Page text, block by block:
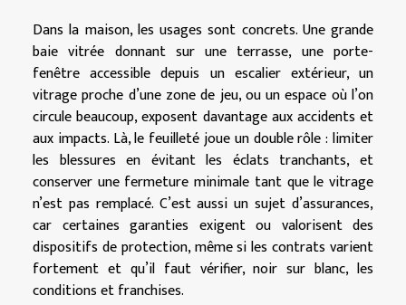
Dans la maison, les usages sont concrets. Une grande
baie vitrée donnant sur une terrasse, une porte-
fenêtre accessible depuis un escalier extérieur, un
vitrage proche d’une zone de jeu, ou un espace où l’on
circule beaucoup, exposent davantage aux accidents et
aux impacts. Là, le feuilleté joue un double rôle : limiter
les blessures en évitant les éclats tranchants, et
conserver une fermeture minimale tant que le vitrage
n’est pas remplacé. C’est aussi un sujet d’assurances,
car certaines garanties exigent ou valorisent des
dispositifs de protection, même si les contrats varient
fortement et qu’il faut vérifier, noir sur blanc, les
conditions et franchises.